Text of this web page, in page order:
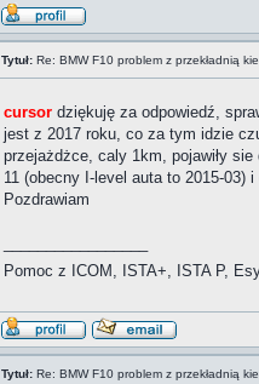
Tytuł: Re: BMW F10 problem z przekładnią
cursor dziękuję za odpowiedź,
jest z 2017 roku, co za tym idzie
przejażdżce, caly 1km, pojawiły
11 (obecny I-level auta to 2015-03)
Pozdrawiam
Pomoc z ICOM, ISTA+, ISTA P,
Tytuł: Re: BMW F10 problem z przekładnią